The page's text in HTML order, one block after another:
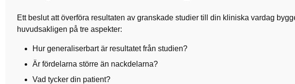
Ett beslut att överföra resultaten av granskade studier till din kliniska vardag
huvudsakligen på tre aspekter:
Hur generaliserbart är resultatet från studien?
Är fördelarna större än nackdelarna?
Vad tycker din patient?